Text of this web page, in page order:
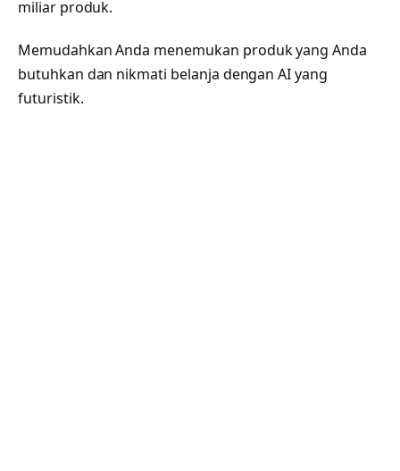
miliar produk.
Memudahkan Anda menemukan produk yang Anda
butuhkan dan nikmati belanja dengan AI yang
futuristik.